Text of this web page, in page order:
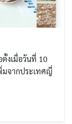
งเมื่อวันที่ 10
มจากประเทศญี่